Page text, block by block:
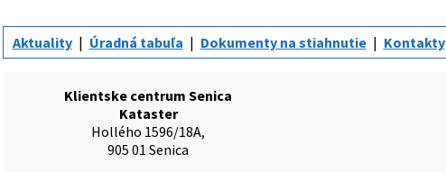
Aktuality Úradná tabuľa Dokumenty na stiahnutie Kontakty
Klientske centrum Senica
Kataster
Hollého 1596/18A,
905 01 Senica